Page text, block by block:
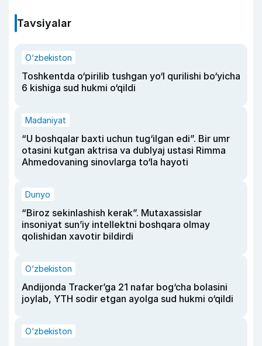
Tavsiyalar
O‘zbekiston
Toshkentda o‘pirilib tushgan yo‘l qurilishi bo‘yicha
6 kishiga sud hukmi o‘qildi
Madaniyat
“U boshqalar baxti uchun tug‘ilgan edi”. Bir umr
otasini kutgan aktrisa va dublyaj ustasi Rimma
Ahmedovaning sinovlarga to‘la hayoti
Dunyo
“Biroz sekinlashish kerak”. Mutaxassislar
insoniyat sun’iy intellektni boshqara olmay
qolishidan xavotir bildirdi
O‘zbekiston
Andijonda Tracker’ga 21 nafar bog‘cha bolasini
joylab, YTH sodir etgan ayolga sud hukmi o‘qildi
O‘zbekiston